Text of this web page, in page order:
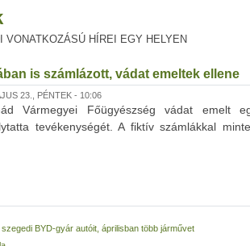
VONATKOZÁSÚ HÍREI EGY HELYEN
is számlázott, vádat emeltek ellene
23., PÉNTEK - 10:06
Vármegyei Főügyészség vádat emelt
tevékenységét. A fiktív számlákkal
BYD-gyár autóit, áprilisban több járművet